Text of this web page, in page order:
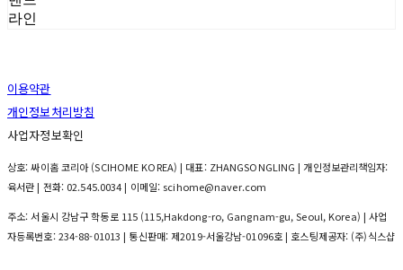
라인
이용약관
개인정보처리방침
사업자정보확인
상호: 싸이홈 코리아 (SCIHOME KOREA) | 대표: ZHANGSONGLING | 개인정보관리책임자:
육서란 | 전화: 02.545.0034 | 이메일: scihome@naver.com
주소: 서울시 강남구 학동로 115 (115,Hakdong-ro, Gangnam-gu, Seoul, Korea) | 사업
자등록번호:234-88-01013 | 통신판매:제2019-서울강남-01096호| 호스팅제공자: (주)식스샵